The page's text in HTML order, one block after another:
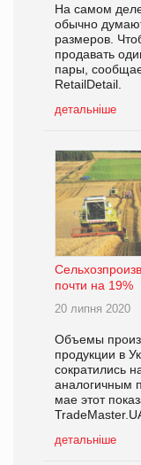
На самом
обычно
размеров.
продавать
пары,
RetailDetail.
детальніше
почти на 19%
20 липня 2020
Объемы
продукции в
сократились
аналогичным
мае этот
детальніше